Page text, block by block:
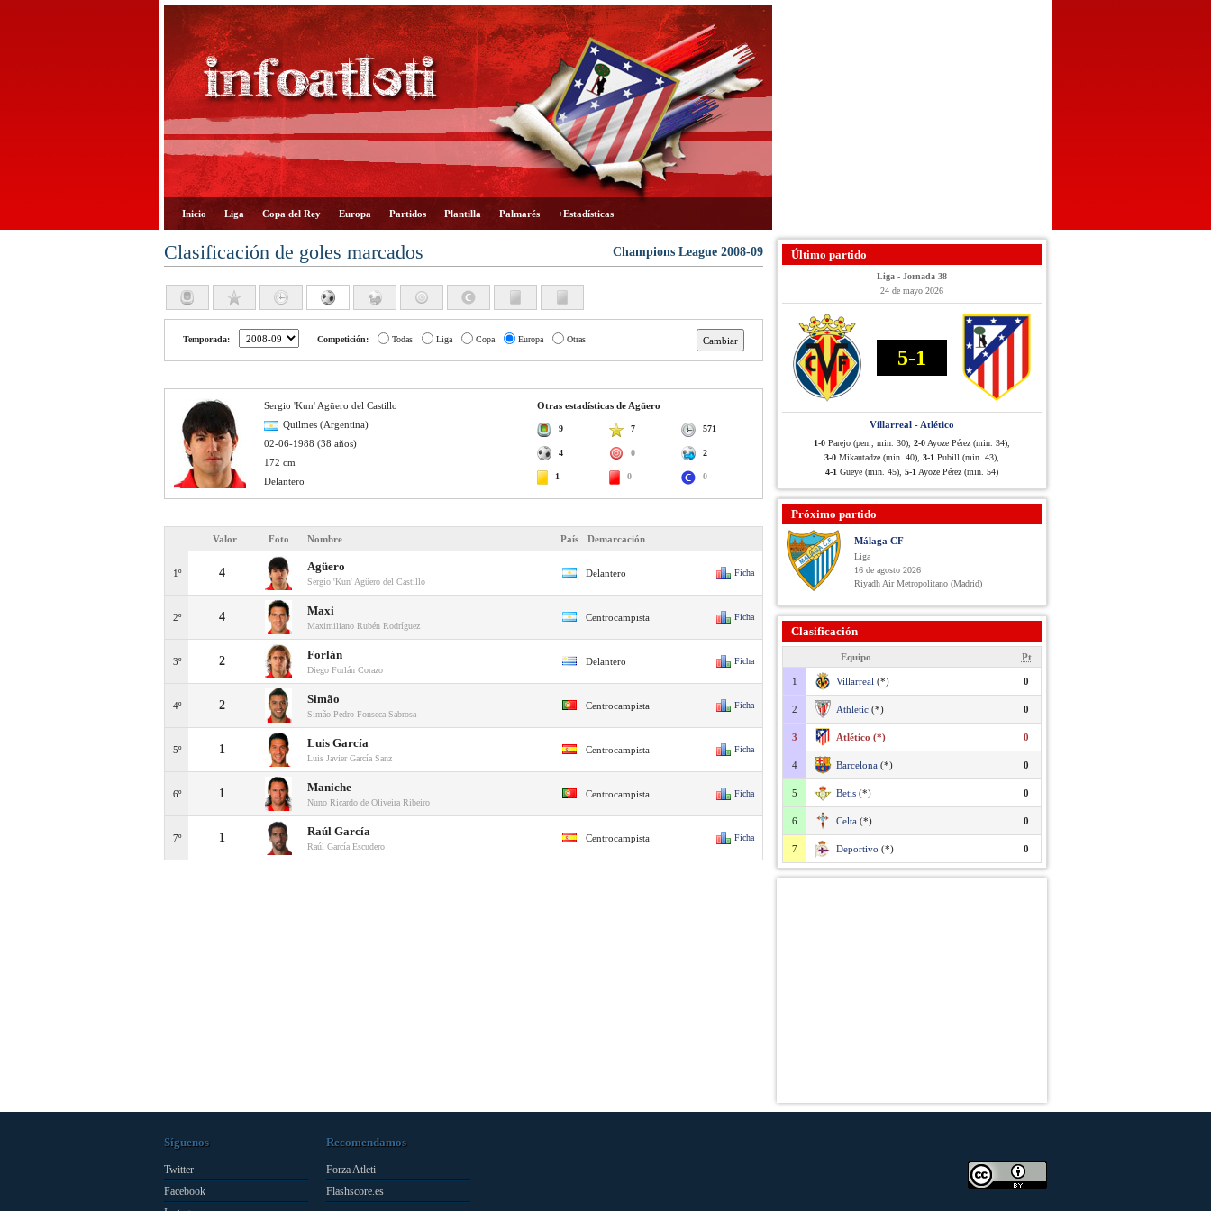
Inicio Liga Copa del Rey Europa Partidos Plantilla Palmarés +Estadísticas
Clasificación de goles marcados Champions League 2008-09
Temporada: Competición: Todas Liga Copa Europa Otras
Otras estadísticas de Agüero
9 7 571
4 0 2
1 0 0
Sergio 'Kun' Agüero del Castillo
Quilmes (Argentina)
02-06-1988 (38 años)
172 cm
Delantero
Valor Foto Nombre País Demarcación
1º 4 Agüero
Sergio 'Kun' Agüero del Castillo
Delantero Ficha
2º 4 Maxi
Maximiliano Rubén Rodríguez
Centrocampista Ficha
3º 2 Forlán
Diego Forlán Corazo
Delantero Ficha
4º 2 Simão
Simão Pedro Fonseca Sabrosa
Centrocampista Ficha
5º 1 Luis García
Luis Javier García Sanz
Centrocampista Ficha
6º 1 Maniche
Nuno Ricardo de Oliveira Ribeiro
Centrocampista Ficha
7º 1 Raúl García
Raúl García Escudero
Centrocampista Ficha
Último partido
Liga - Jornada 38
24 de mayo 2026
5-1
Villarreal - Atlético
1-0 Parejo (pen., min. 30), 2-0 Ayoze Pérez (min. 34),
3-0 Mikautadze (min. 40), 3-1 Pubill (min. 43),
4-1 Gueye (min. 45), 5-1 Ayoze Pérez (min. 54)
Próximo partido
Málaga CF
Liga
16 de agosto 2026
Riyadh Air Metropolitano (Madrid)
Clasificación
Equipo Pt
1 Villarreal (*) 0
2 Athletic (*) 0
3 Atlético (*) 0
4 Barcelona (*) 0
5 Betis (*) 0
6 Celta (*) 0
7 Deportivo (*) 0
Síguenos
Twitter
Facebook
Recomendamos
Forza Atleti
Flashscore.es